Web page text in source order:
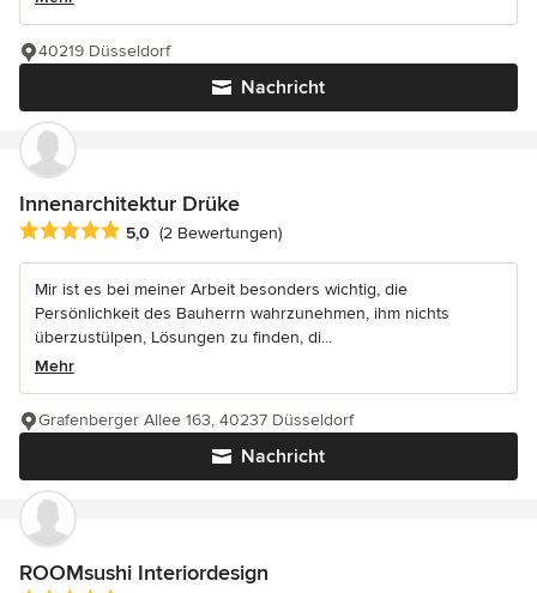
Nachricht
40219 Düsseldorf
Innenarchitektur Drüke
Durchschnittliche Bewertung: 5 von 5 Sternen
5,0 (2 Bewertungen)
Mir ist es bei meiner Arbeit besonders wichtig, die
Persönlichkeit des Bauherrn wahrzunehmen, ihm nichts
überzustülpen, Lösungen zu finden, di...
Mehr
Nachricht
Grafenberger Allee 163, 40237 Düsseldorf
ROOMsushi Interiordesign